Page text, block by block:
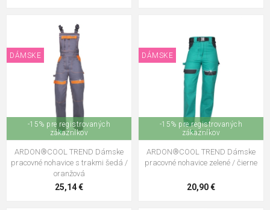
-15% pre registrovaných
zákazníkov
DÁMSKE
ARDON®COOL TREND Dámske
pracovné nohavice s trakmi šedá /
oranžová
25,14 €
-15% pre registrovaných
zákazníkov
DÁMSKE
ARDON®COOL TREND Dámske
pracovné nohavice zelené / čierne
20,90 €